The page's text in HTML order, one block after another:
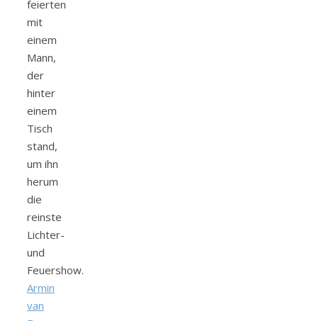
feierten
mit
einem
Mann,
der
hinter
einem
Tisch
stand,
um ihn
herum
die
reinste
Lichter-
und
Feuershow.
Armin
van